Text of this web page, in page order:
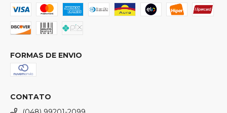
FORMAS DE ENVIO
CONTATO